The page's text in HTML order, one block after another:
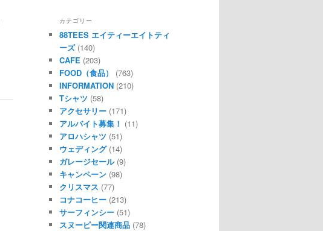
カテゴリー
88TEES エイティーエイトティ
ーズ(140)
CAFE (203)
FOOD（食品）
(763)
INFORMATION (210)
Tシャツ (58)
アクセサリー (171)
アルバイト募集！ (11)
アロハシャツ (51)
ウェディング(14)
ガレージセール(9)
キャンペーン (98)
クリスマス (77)
コナコーヒー (213)
サーフィンシー (51)
スヌーピー関連商品 (78)